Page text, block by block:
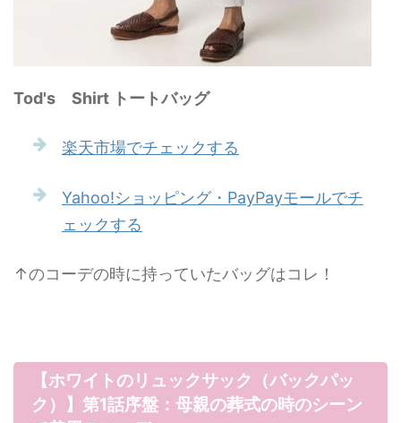
Tod's Shirt トートバッグ
楽天市場でチェックする
Yahoo!ショッピング・PayPayモールでチ
ェックする
↑のコーデの時に持っていたバッグはコレ！
【ホワイトのリュックサック（バックパッ
ク）】第1話序盤：母親の葬式の時のシーン